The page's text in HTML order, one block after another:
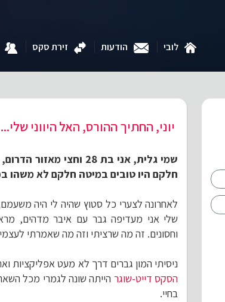
לובי הודעות זירת סקס
יוני, החתיך ההורס, האל היווני שלי...
שמי גלית, אני בת 28
חלקם היו טובים במיטה חלקם לא משהו
לאחרונה לצערי כל סטוץ שהיה לי היה
שלי אני מעדיפה גבר עם איבר מדהים,
וחסונים. זה מה שרציתי וזה מה שאמרתי
ניסיתי המון גברים דרך לא מעט אפליקציות
הסקס דייט-שוגר הייתה שונה לגמרי מכל
בחיי.